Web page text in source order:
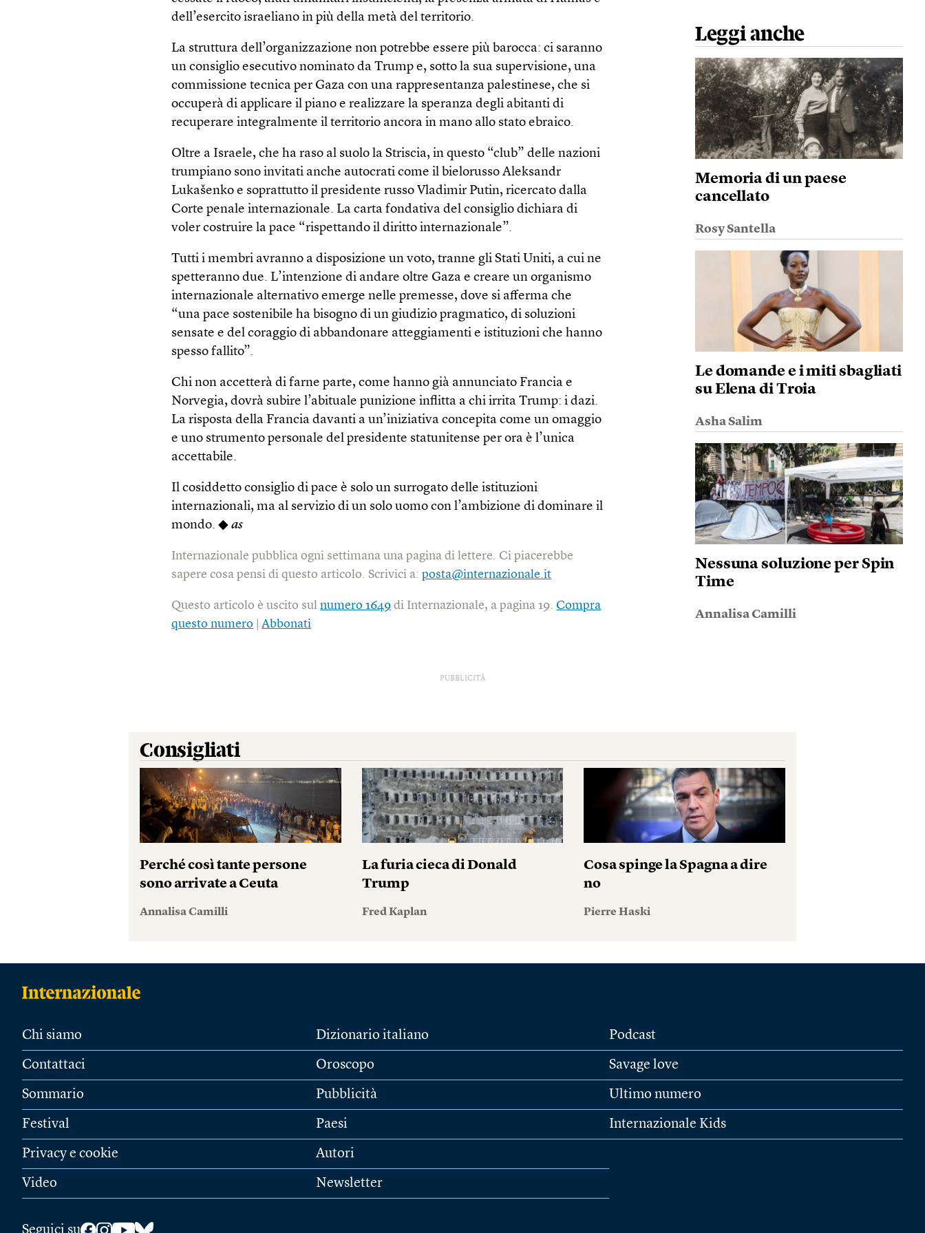
dell’esercito israeliano in più della metà del territorio.
La struttura dell’organizzazione non potrebbe essere più barocca: ci saranno
un consiglio esecutivo nominato da Trump e, sotto la sua supervisione, una
commissione tecnica per Gaza con una rappresentanza palestinese, che si
occuperà di applicare il piano e realizzare la speranza degli abitanti di
recuperare integralmente il territorio ancora in mano allo stato ebraico.
Oltre a Israele, che ha raso al suolo la Striscia, in questo “club” delle nazioni
trumpiano sono invitati anche autocrati come il bielorusso Aleksandr
Lukašenko e soprattutto il presidente russo Vladimir Putin, ricercato dalla
Corte penale internazionale. La carta fondativa del consiglio dichiara di
voler costruire la pace “rispettando il diritto internazionale”.
Tutti i membri avranno a disposizione un voto, tranne gli Stati Uniti, a cui ne
spetteranno due. L’intenzione di andare oltre Gaza e creare un organismo
internazionale alternativo emerge nelle premesse, dove si afferma che
“una pace sostenibile ha bisogno di un giudizio pragmatico, di soluzioni
sensate e del coraggio di abbandonare atteggiamenti e istituzioni che hanno
spesso fallito”.
Chi non accetterà di farne parte, come hanno già annunciato Francia e
Norvegia, dovrà subire l’abituale punizione inflitta a chi irrita Trump: i dazi.
La risposta della Francia davanti a un’iniziativa concepita come un omaggio
e uno strumento personale del presidente statunitense per ora è l’unica
accettabile.
Il cosiddetto consiglio di pace è solo un surrogato delle istituzioni
internazionali, ma al servizio di un solo uomo con l’ambizione di dominare il
mondo. ◆as
Internazionale pubblica ogni settimana una pagina di lettere. Ci piacerebbe
sapere cosa pensi di questo articolo. Scrivici a:posta@internazionale.it
Questo articolo è uscito sulnumero 1649 di Internazionale, a pagina 19.Compra
questo numero |Abbonati
Leggi anche
Memoria di un paese
cancellato
Rosy Santella
Le domande e i miti sbagliati
su Elena di Troia
Asha Salim
Nessuna soluzione per Spin
Time
Annalisa Camilli
PUBBLICITÀ
Consigliati
Perché così tante persone
sono arrivate a Ceuta
Annalisa Camilli
La furia cieca di Donald
Trump
Fred Kaplan
Cosa spinge la Spagna a dire
no
Pierre Haski
Chi siamo
Contattaci
Sommario
Festival
Privacy e cookie
Video
Dizionario italiano
Oroscopo
Pubblicità
Paesi
Autori
Newsletter
Podcast
Savage love
Ultimo numero
Internazionale Kids
Seguici su